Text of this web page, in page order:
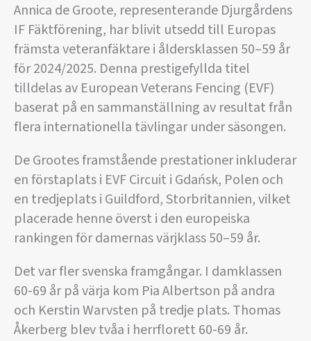
Annica de Groote, representerande Djurgårdens
IF Fäktförening, har blivit utsedd till Europas
främsta veteranfäktare i åldersklassen 50–59 år
för 2024/2025. Denna prestigefyllda titel
tilldelas av European Veterans Fencing (EVF)
baserat på en sammanställning av resultat från
flera internationella tävlingar under säsongen.
De Grootes framstående prestationer inkluderar
en förstaplats i EVF Circuit i Gdańsk, Polen och
en tredjeplats i Guildford, Storbritannien, vilket
placerade henne överst i den europeiska
rankingen för damernas värjklass 50–59 år.
Det var fler svenska framgångar. I damklassen
60-69 år på värja kom Pia Albertson på andra
och Kerstin Warvsten på tredje plats. Thomas
Åkerberg blev tvåa i herrflorett 60-69 år.